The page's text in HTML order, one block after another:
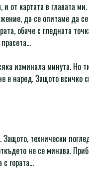
от картата в главата
да се опитаме да
обаче с гледната
изминала минута. Но
е наред. Защото всичко
технически
не се минава.
гората…